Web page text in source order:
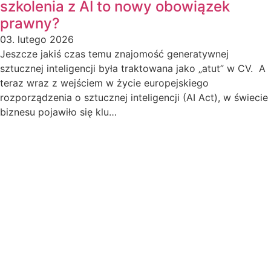
szkolenia z AI to nowy obowiązek
prawny?
03. lutego 2026
Jeszcze jakiś czas temu znajomość generatywnej
sztucznej inteligencji była traktowana jako „atut” w CV. A
teraz wraz z wejściem w życie europejskiego
rozporządzenia o sztucznej inteligencji (AI Act), w świecie
biznesu pojawiło się klu…